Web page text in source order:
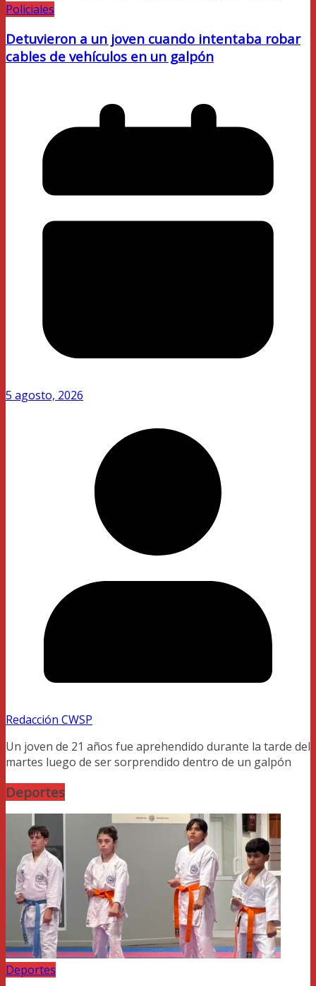
Policiales
Detuvieron a un joven cuando intentaba robar
cables de vehículos en un galpón
5 agosto, 2026
Redacción CWSP
Un joven de 21 años fue aprehendido durante la tarde del
martes luego de ser sorprendido dentro de un galpón
Deportes
Deportes